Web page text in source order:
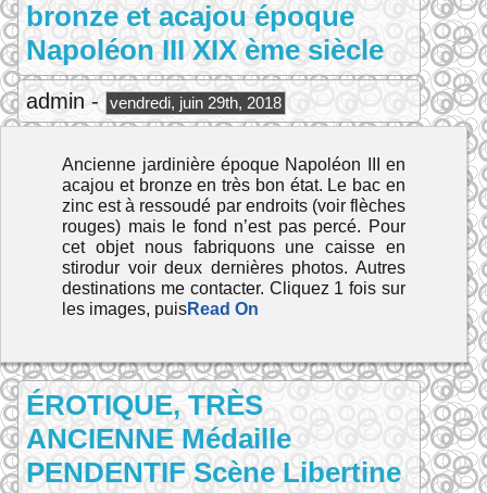
bronze et acajou époque
Napoléon III XIX ème siècle
admin - vendredi, juin 29th, 2018
Ancienne jardinière époque Napoléon III en
acajou et bronze en très bon état. Le bac en
zinc est à ressoudé par endroits (voir flèches
rouges) mais le fond n’est pas percé. Pour
cet objet nous fabriquons une caisse en
stirodur voir deux dernières photos. Autres
destinations me contacter. Cliquez 1 fois sur
les images, puisRead On
ÉROTIQUE, TRÈS
ANCIENNE Médaille
PENDENTIF Scène Libertine